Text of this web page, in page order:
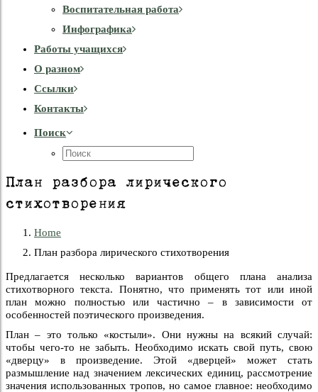
Воспитательная работа
Инфографика
Работы учащихся
О разном
Cсылки
Контакты
Поиск
План разбора лирического
стихотворения
Home
План разбора лирического стихотворения
Предлагается несколько вариантов общего плана анализа
стихотворного текста. Понятно, что применять тот или иной
план можно полностью или частично – в зависимости от
особенностей поэтического произведения.
План – это только «костыли». Они нужны на всякий случай:
чтобы чего-то не забыть. Необходимо искать свой путь, свою
«дверцу» в произведение. Этой «дверцей» может стать
размышление над значением лексических единиц, рассмотрение
значения использованных тропов, но самое главное: необходимо